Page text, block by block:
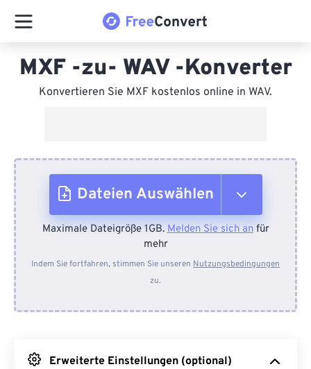
MXF -zu- WAV -Konverter
Konvertieren Sie MXF kostenlos online in WAV.
Dateien Auswählen
Vom Gerät
Von Dropbox
Maximale Dateigröße 1GB.Melden Sie sich anfür
mehr
Indem Sie fortfahren, stimmen Sie unseren Nutzungsbedingungen
zu.
Erweiterte Einstellungen (optional)